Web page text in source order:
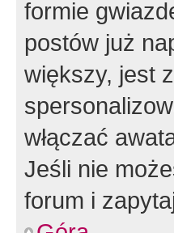
formie
postów już
większy, jest
włączać
Jeśli nie
forum i